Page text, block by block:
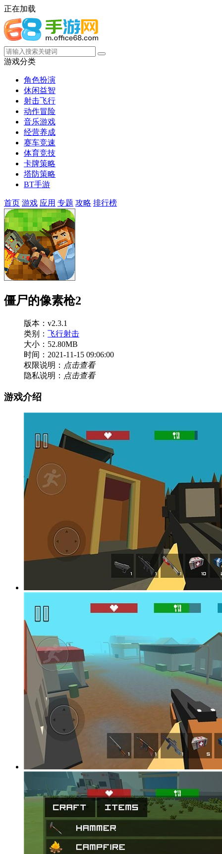
正在加载
游戏分类
角色扮演
休闲益智
射击飞行
动作冒险
音乐游戏
经营养成
赛车竞速
体育竞技
卡牌策略
塔防策略
BT手游
首页 游戏 应用 专题 攻略 排行榜
僵尸的像素枪2
版本：v2.3.1
类别： 飞行射击
大小：52.80MB
时间：2021-11-15 09:06:00
权限说明： 点击查看
隐私说明： 点击查看
游戏介绍